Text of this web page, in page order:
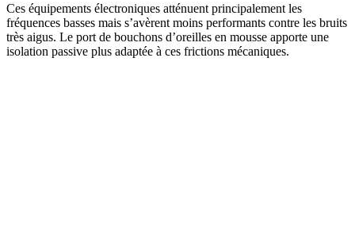
Ces équipements électroniques atténuent principalement les
fréquences basses mais s’avèrent moins performants contre les bruits
très aigus. Le port de bouchons d’oreilles en mousse apporte une
isolation passive plus adaptée à ces frictions mécaniques.